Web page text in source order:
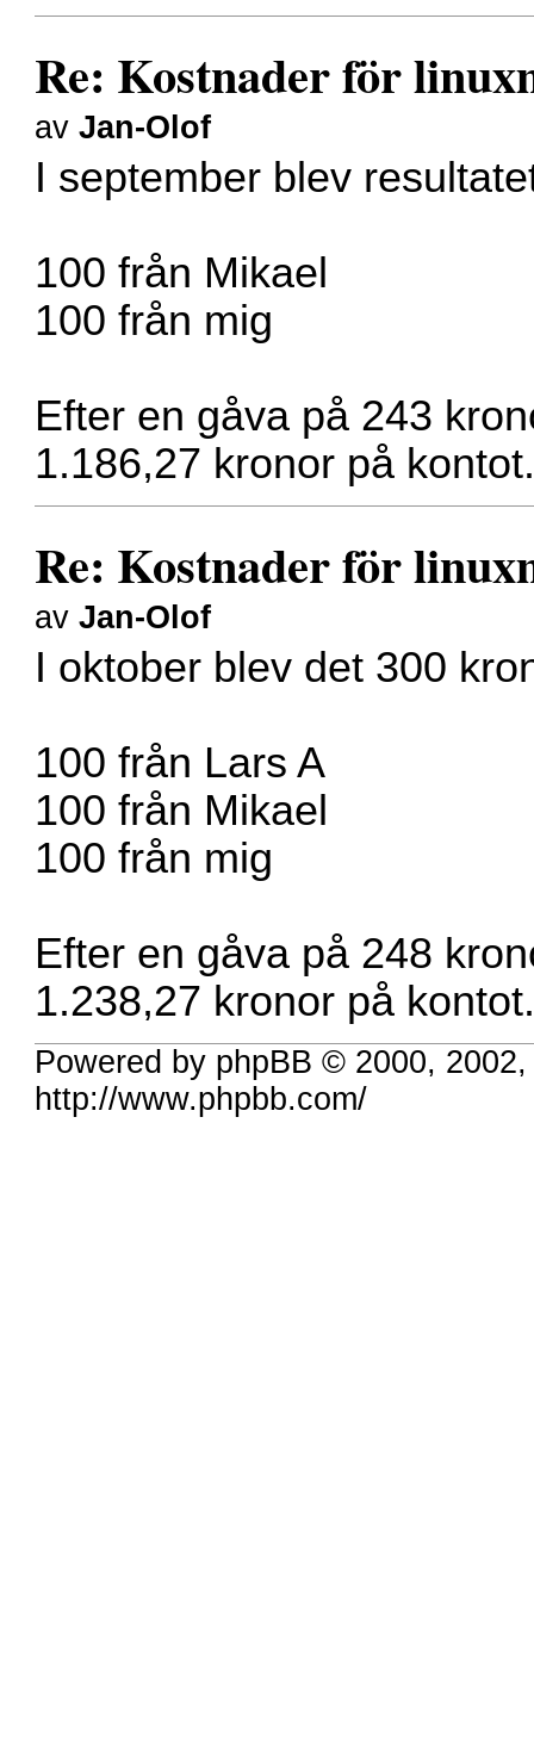
Re: Kostnader för
avJan-Olof
I september blev
100 från Mikael
100 från mig
Efter en gåva på 243
1.186,27 kronor på
Re: Kostnader för
avJan-Olof
I oktober blev det 300
100 från Lars A
100 från Mikael
100 från mig
Efter en gåva på 248
1.238,27 kronor på
Powered by phpBB © 2000,
http://www.phpbb.com/